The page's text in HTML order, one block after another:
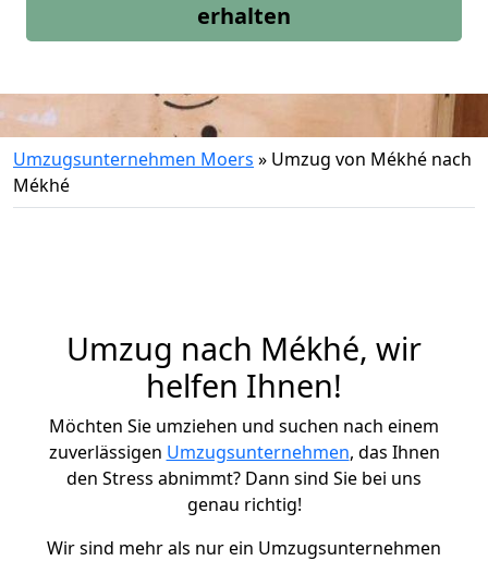
erhalten
Umzugsunternehmen Moers » Umzug von Mékhé nach
Mékhé
Umzug nach Mékhé, wir
helfen Ihnen!
Möchten Sie umziehen und suchen nach einem
zuverlässigen Umzugsunternehmen, das Ihnen
den Stress abnimmt? Dann sind Sie bei uns
genau richtig!
Wir sind mehr als nur ein Umzugsunternehmen